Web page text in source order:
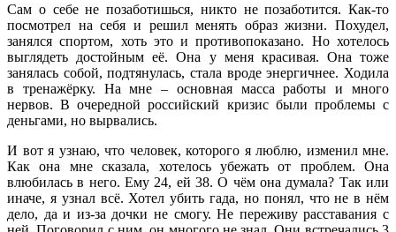
Сам о себе не позаботишься, никто не позаботится. Как-то
посмотрел на себя и решил менять образ жизни. Похудел,
занялся спортом, хоть это и противопоказано. Но хотелось
выглядеть достойным её. Она у меня красивая. Она тоже
занялась собой, подтянулась, стала вроде энергичнее. Ходила
в тренажёрку. На мне – основная масса работы и много
нервов. В очередной российский кризис были проблемы с
деньгами, но вырвались.
И вот я узнаю, что человек, которого я люблю, изменил мне.
Как она мне сказала, хотелось убежать от проблем. Она
влюбилась в него. Ему 24, ей 38. О чём она думала? Так или
иначе, я узнал всё. Хотел убить гада, но понял, что не в нём
дело, да и из-за дочки не смогу. Не переживу расставания с